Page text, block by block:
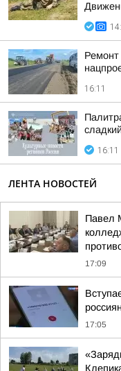
Ремонт
16:11
16:11
ЛЕНТА НОВОСТЕЙ
Павел
17:09
17:05